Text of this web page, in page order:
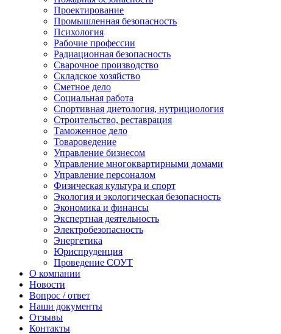
Проектирование
Промышленная безопасность
Психология
Рабочие профессии
Радиационная безопасность
Сварочное производство
Складское хозяйство
Сметное дело
Социальная работа
Спортивная диетология, нутрициология
Строительство, реставрация
Таможенное дело
Товароведение
Управление бизнесом
Управление многоквартирными домами
Управление персоналом
Физическая культура и спорт
Экология и экологическая безопасность
Экономика и финансы
Экспертная деятельность
Электробезопасность
Энергетика
Юриспруденция
Проведение СОУТ
О компании
Новости
Вопрос / ответ
Наши документы
Отзывы
Контакты